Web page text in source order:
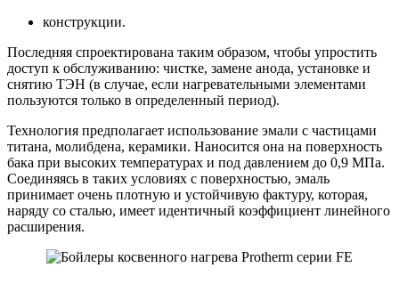
конструкции.
Последняя спроектирована таким образом, чтобы упростить
доступ к обслуживанию: чистке, замене анода, установке и
снятию ТЭН (в случае, если нагревательными элементами
пользуются только в определенный период).
Технология предполагает использование эмали с частицами
титана, молибдена, керамики. Наносится она на поверхность
бака при высоких температурах и под давлением до 0,9 МПа.
Соединяясь в таких условиях с поверхностью, эмаль
принимает очень плотную и устойчивую фактуру, которая,
наряду со сталью, имеет идентичный коэффициент линейного
расширения.